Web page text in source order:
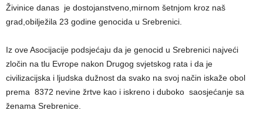
Živinice danas je dostojanstveno,mirnom šetnjom kroz naš
grad,obilježila 23 godine genocida u Srebrenici.
Iz ove Asocijacije podsjećaju da je genocid u Srebrenici najveći
zločin na tlu Evrope nakon Drugog svjetskog rata i da je
civilizacijska i ljudska dužnost da svako na svoj način iskaže obol
prema 8372 nevine žrtve kao i iskreno i duboko saosjećanje sa
ženama Srebrenice.